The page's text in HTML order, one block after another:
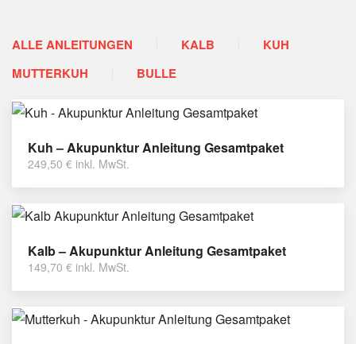
ALLE ANLEITUNGEN KALB
KUH
MUTTERKUH
BULLE
Kuh – Akupunktur Anleitung Gesamtpaket
249,50 € inkl. MwSt.
Kalb – Akupunktur Anleitung Gesamtpaket
149,70 € inkl. MwSt.